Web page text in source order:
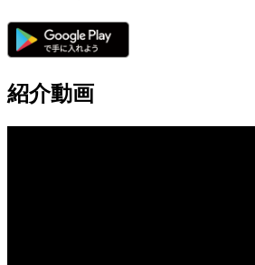
紹介動画